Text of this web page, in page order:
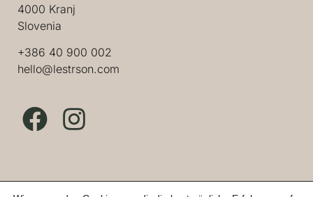
4000 Kranj
Slovenia
+386 40 900 002
hello@lestrson.com